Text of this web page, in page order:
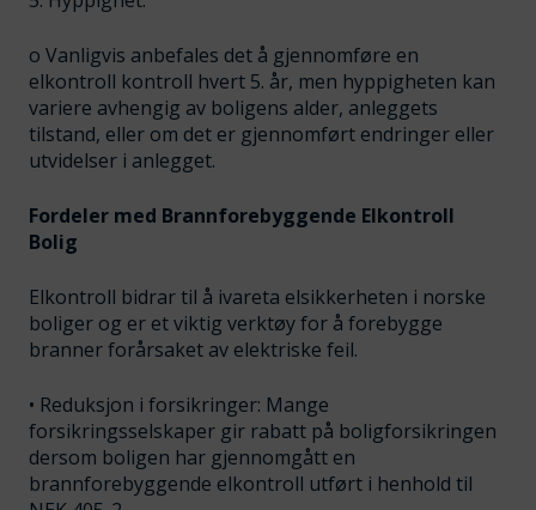
o Vanligvis anbefales det å gjennomføre en
elkontroll kontroll hvert 5. år, men hyppigheten kan
variere avhengig av boligens alder, anleggets
tilstand, eller om det er gjennomført endringer eller
utvidelser i anlegget.
Fordeler med Brannforebyggende Elkontroll
Bolig
Elkontroll bidrar til å ivareta elsikkerheten i norske
boliger og er et viktig verktøy for å forebygge
branner forårsaket av elektriske feil.
• Reduksjon i forsikringer: Mange
forsikringsselskaper gir rabatt på boligforsikringen
dersom boligen har gjennomgått en
brannforebyggende elkontroll utført i henhold til